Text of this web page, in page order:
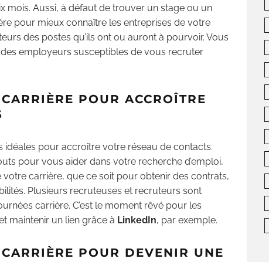
mois. Aussi, à défaut de trouver un stage ou un
pour mieux connaître les entreprises de votre
des postes qu’ils ont ou auront à pourvoir. Vous
employeurs susceptibles de vous recruter
POUR ACCROÎTRE
idéales pour accroître votre réseau de contacts.
pour vous aider dans votre recherche d’emploi,
carrière, que ce soit pour obtenir des contrats,
Plusieurs recruteuses et recruteurs sont
carrière. C’est le moment rêvé pour les
maintenir un lien grâce à LinkedIn, par exemple.
POUR DEVENIR UNE